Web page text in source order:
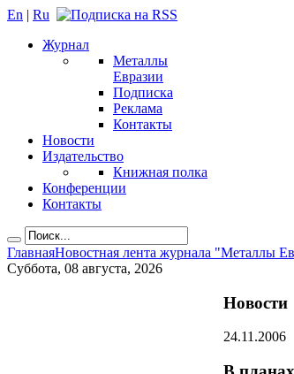
En | Ru
Журнал
Металлы
Евразии
Подписка
Реклама
Контакты
Новости
Издательство
Книжная полка
Конференции
Контакты
ГлавнаяНовостная лента журнала "Металлы
Суббота, 08 августа, 2026
Новости
24.11.2006